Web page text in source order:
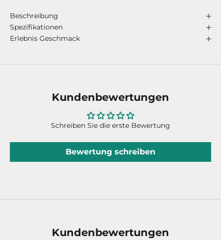
Beschreibung
Spezifikationen
Erlebnis Geschmack
Kundenbewertungen
Schreiben Sie die erste Bewertung
Bewertung schreiben
Kundenbewertungen